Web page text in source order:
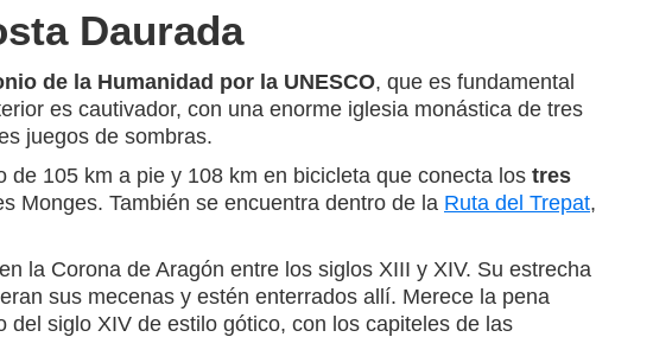
Daurada
de la Humanidad por la UNESCO, que es fundamental
es cautivador, con una enorme iglesia monástica de tres
juegos de sombras.
105 km a pie y 108 km en bicicleta que conecta los tres
Monges. También se encuentra dentro de la Ruta del Trepat,
la Corona de Aragón entre los siglos XIII y XIV. Su estrecha
sus mecenas y estén enterrados allí. Merece la pena
siglo XIV de estilo gótico, con los capiteles de las